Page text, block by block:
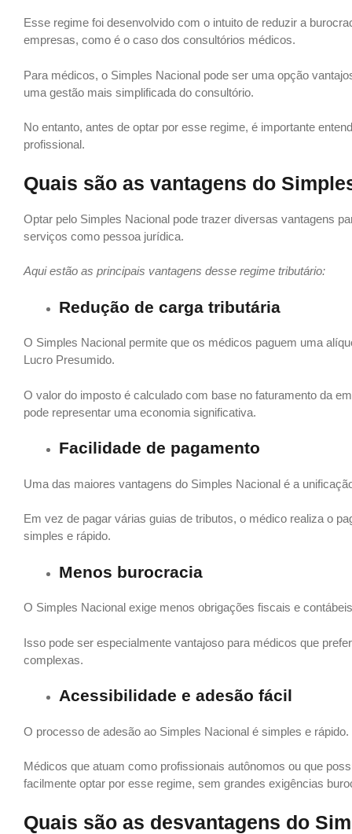
Esse regime foi desenvolvido com o intuito de reduzir a
empresas, como é o caso dos consultórios médicos.
Para médicos, o Simples Nacional pode ser uma opção
uma gestão mais simplificada do consultório.
No entanto, antes de optar por esse regime, é importante
profissional.
Quais são as vantagens do
Optar pelo Simples Nacional pode trazer diversas vantagens
serviços como pessoa jurídica.
Aqui estão as principais vantagens desse regime tributário:
Redução de carga tributária
O Simples Nacional permite que os médicos paguem uma
Lucro Presumido.
O valor do imposto é calculado com base no faturamento da
pode representar uma economia significativa.
Facilidade de pagamento
Uma das maiores vantagens do Simples Nacional é a
Em vez de pagar várias guias de tributos, o médico realiza o
simples e rápido.
Menos burocracia
O Simples Nacional exige menos obrigações fiscais e
Isso pode ser especialmente vantajoso para médicos que
complexas.
Acessibilidade e adesão fácil
O processo de adesão ao Simples Nacional é simples e rápido.
Médicos que atuam como profissionais autônomos ou que
facilmente optar por esse regime, sem grandes exigências
Quais são as desvantagens do